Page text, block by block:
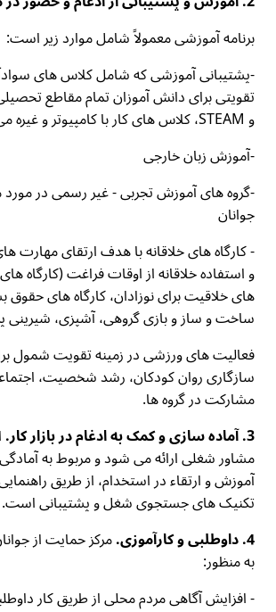
برنامه آموزشی معمولاً شامل موارد زیر است:
-پشتیبانی آموزشی که شامل کلاس های
تقویتی برای دانش آموزان تمام مقاطع
و STEAM، کلاس های کار با کامپیوتر و غیره می شود.
-آموزش زبان خارجی
-گروه های آموزش تجربی - غیر رسمی در
جوانان
- کارگاه های خلاقانه با هدف ارتقای مهارت
و استفاده خلاقانه از اوقات فراغت (کارگاه
های خلاقیت برای نوزادان، کارگاه های حقوق
ساخت و ساز و بازی گروهی، آشپزی، شیرینی
فعالیت های ورزشی در زمینه تقویت شمول
سازگاری روان کودکان، رشد شخصیت،
مشارکت در گروه ها.
3. آماده سازی و کمک به ادغام در بازار کار.
مشاور شغلی ارائه می شود و مربوط به
آموزش و ارتقاء در استخدام، از طریق
تکنیک های جستجوی شغل و پشتیبانی است.
4. داوطلبی و کارآموزی.
مرکز حمایت از
به منظور:
- افزایش آگاهی مردم محلی از طریق کار